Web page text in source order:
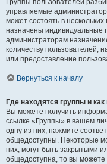
Группы пользователей
управляемые
может состоять в
назначены индивидуальные
администраторам
количеству пользователей,
или предоставление
Вернуться к началу
Где находятся группы и
Вы можете получить
ссылке «Группы» в вашем
одну из них, нажмите
общедоступны. Некоторые
них, могут быть закрытыми
общедоступна, то вы можете